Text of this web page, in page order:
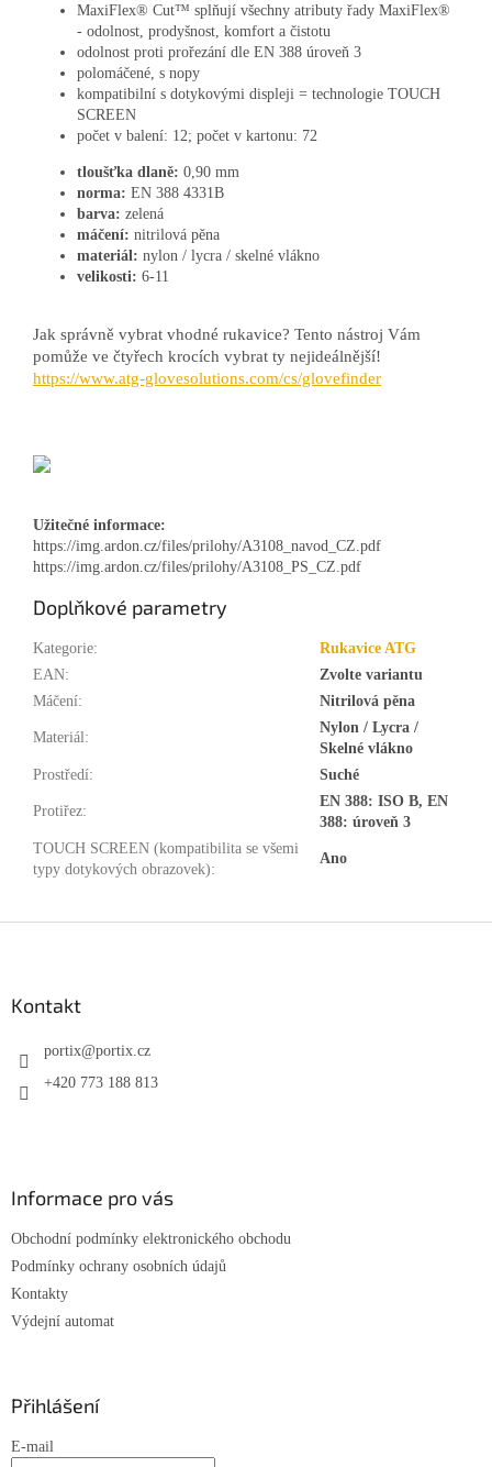
MaxiFlex® Cut™ splňují všechny atributy řady MaxiFlex®
- odolnost, prodyšnost, komfort a čistotu
odolnost proti prořezání dle EN 388 úroveň 3
polomáčené, s nopy
kompatibilní s dotykovými displeji = technologie TOUCH
SCREEN
počet v balení: 12; počet v kartonu: 72
tloušťka dlaně: 0,90 mm
norma: EN 388 4331B
barva: zelená
máčení: nitrilová pěna
materiál: nylon / lycra / skelné vlákno
velikosti: 6-11
Jak správně vybrat vhodné rukavice? Tento nástroj Vám
pomůže ve čtyřech krocích vybrat ty nejideálnější!
https://www.atg-glovesolutions.com/cs/glovefinder
Užitečné informace:
https://img.ardon.cz/files/prilohy/A3108_navod_CZ.pdf
https://img.ardon.cz/files/prilohy/A3108_PS_CZ.pdf
Doplňkové parametry
Kategorie:
Rukavice ATG
EAN:
Zvolte variantu
Máčení: Nitrilová pěna
Materiál :
Nylon / Lycra /
Skelné vlákno
Prostředí: Suché
Protiřez:
EN 388: ISO B, EN
388: úroveň 3
TOUCH SCREEN (kompatibilita se všemi
typy dotykových obrazovek):
Ano
Kontakt
portix@portix.cz
+420 773 188 813
Informace pro vás
Obchodní podmínky elektronického obchodu
Podmínky ochrany osobních údajů
Kontakty
Výdejní automat
Přihlášení
E-mail